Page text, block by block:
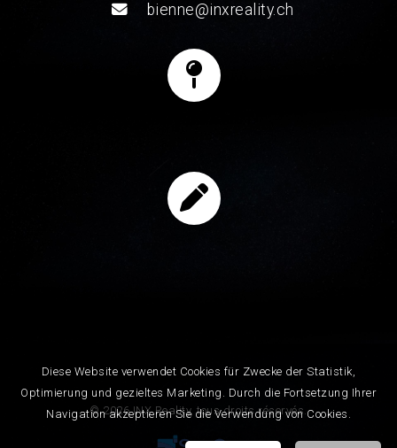
bienne@inxreality.ch
© 2026 INX Reality, tous droits réservés.
Diese Website verwendet Cookies für Zwecke der Statistik,
Optimierung und gezieltes Marketing. Durch die Fortsetzung Ihrer
Navigation akzeptieren Sie die Verwendung von Cookies.